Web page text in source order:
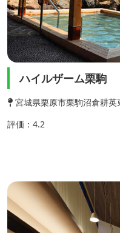
ハイルザーム栗駒
宮城県栗原市栗駒沼倉耕英
評価：4.2